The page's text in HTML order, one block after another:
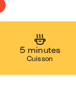
5 minutes
Cuisson